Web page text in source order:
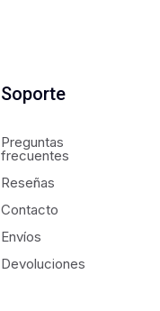
Soporte
Preguntas
frecuentes
Reseñas
Contacto
Envíos
Devoluciones